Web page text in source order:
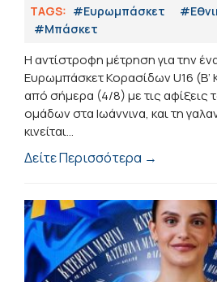
TAGS: #Ευρωμπάσκετ
#Μπάσκετ
Η αντίστροφη μέτρηση για την
Ευρωμπάσκετ Κορασίδων U16 (Β’
από σήμερα (4/8) με τις
ομάδων στα Ιωάννινα, και τη
κινείται...
Δείτε Περισσότερα →